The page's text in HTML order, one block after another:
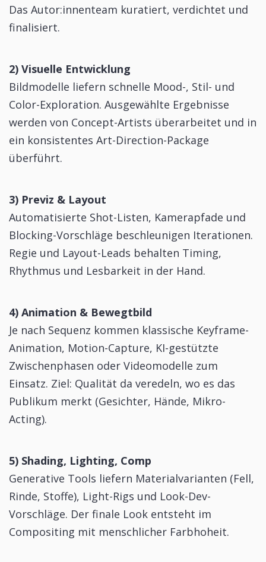
Das Autor:innenteam kuratiert, verdichtet und
finalisiert.
2) Visuelle Entwicklung
Bildmodelle liefern schnelle Mood-, Stil- und
Color-Exploration. Ausgewählte Ergebnisse
werden von Concept-Artists überarbeitet und in
ein konsistentes Art-Direction-Package
überführt.
3) Previz & Layout
Automatisierte Shot-Listen, Kamerapfade und
Blocking-Vorschläge beschleunigen Iterationen.
Regie und Layout-Leads behalten Timing,
Rhythmus und Lesbarkeit in der Hand.
4) Animation & Bewegtbild
Je nach Sequenz kommen klassische Keyframe-
Animation, Motion-Capture, KI-gestützte
Zwischenphasen oder Videomodelle zum
Einsatz. Ziel: Qualität da veredeln, wo es das
Publikum merkt (Gesichter, Hände, Mikro-
Acting).
5) Shading, Lighting, Comp
Generative Tools liefern Materialvarianten (Fell,
Rinde, Stoffe), Light-Rigs und Look-Dev-
Vorschläge. Der finale Look entsteht im
Compositing mit menschlicher Farbhoheit.